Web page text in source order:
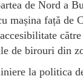
de Nord a
mașina față de
de birouri din
la politica